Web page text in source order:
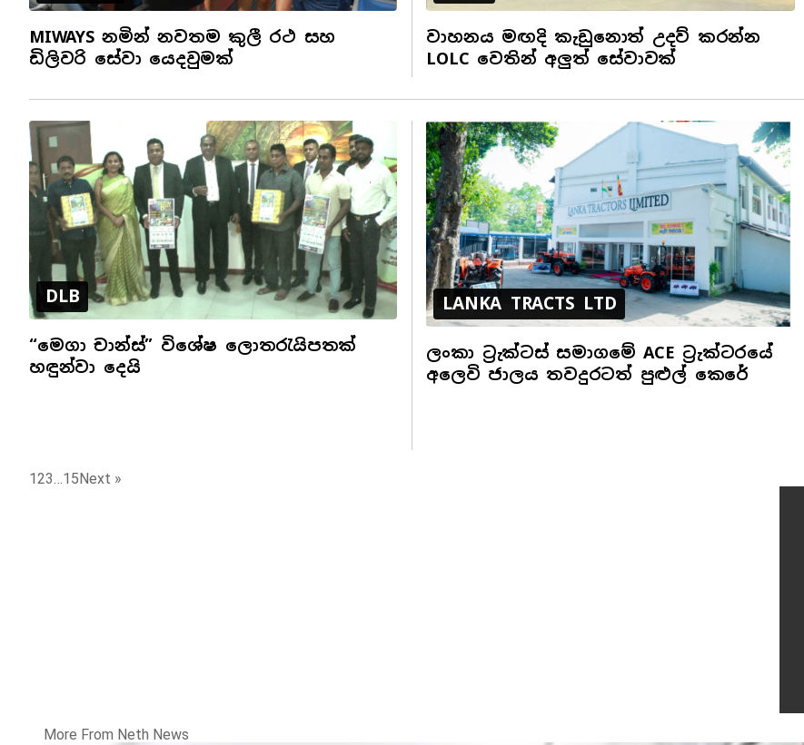
MIWAYS නමින් නවතම කුලී රථ සහ
ඩිලිවරි සේවා යෙදවුමක්
වාහනය මඟදි කැඩුනොත් උදව් කරන්න
LOLC වෙතින් අලුත් සේවාවක්
DLB
“මෙගා චාන්ස්” විශේෂ ලොතරැයිපතක්
හඳුන්වා දෙයි
LANKA TRACTS LTD
ලංකා ට්‍රැක්ටස් සමාගමේ ACE ට්‍රැක්ටරයේ
අලෙවි ජාලය තවදුරටත් පුළුල් කෙරේ
123…15 Next »
More From Neth News